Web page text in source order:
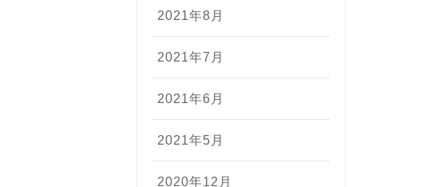
2021年8月
2021年7月
2021年6月
2021年5月
2020年12月